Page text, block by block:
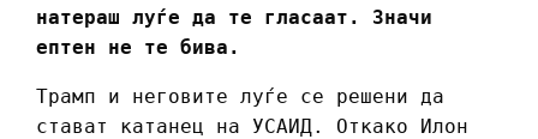
натераш луѓе да те гласаат. Значи
ептен не те бива.
Трамп и неговите луѓе се решени да
стават катанец на УСАИД. Откако Илон